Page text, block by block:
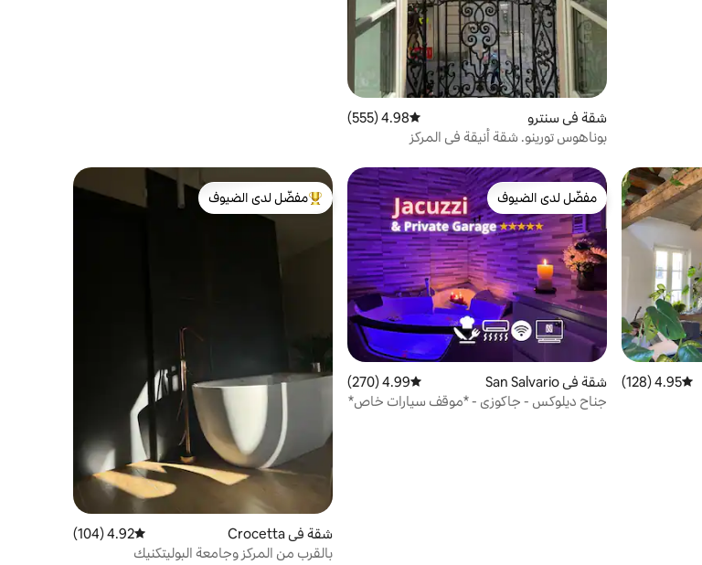
شقة في سنترو متوسط التقييم 4.98 من 5، 555 مراجعات
4.98 (555)
بوناهوس تورينو. شقة أنيقة في المركز
متوسط التقييم 4.95 من 5، 128 مراجعات
4.95 (128)
مفضّل لدى الضيوف
مفضّل لدى الضيوف
شقة في San Salvario متوسط التقييم 4.99 من 5، 270 مراجعات
4.99 (270)
جناح ديلوكس - جاكوزي - *موقف سيارات خاص*
من أبرز البيوت المفضّلة لدى الضيوف
مفضّل لدى الضيوف
شقة في Crocetta متوسط التقييم 4.92 من 5، 104 مراجعات
4.92 (104)
بالقرب من المركز وجامعة البوليتكنيك